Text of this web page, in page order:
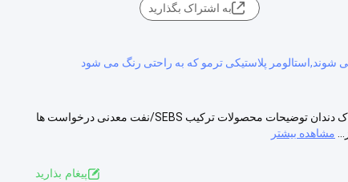
به اشتراک بگذارید
قیمت کارخانه مواد پلاستیکی استالومر ترموپلاستیک شفاف tpe برای سینی و مسواک دندان توضیحات محصولات ترکیب SEBS/نفت معدنی درخواست ها
مشاهده بیشتر
پيغام بذاريد